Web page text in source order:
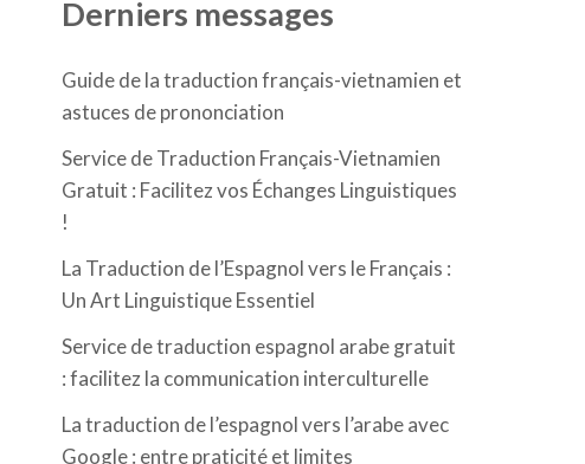
Derniers messages
Guide de la traduction français-vietnamien et
astuces de prononciation
Service de Traduction Français-Vietnamien
Gratuit : Facilitez vos Échanges Linguistiques
!
La Traduction de l’Espagnol vers le Français :
Un Art Linguistique Essentiel
Service de traduction espagnol arabe gratuit
: facilitez la communication interculturelle
La traduction de l’espagnol vers l’arabe avec
Google : entre praticité et limites